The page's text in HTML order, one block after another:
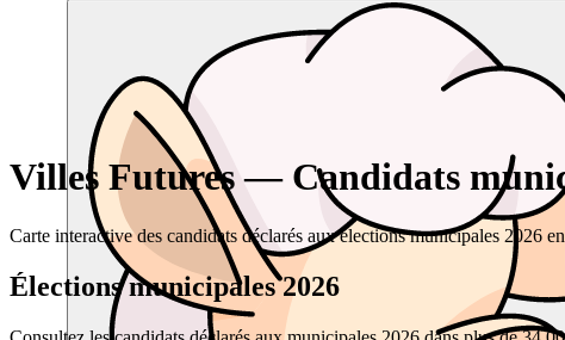
Villes Futures — Candidats
Carte interactive des candidats déclarés aux élections municipales 2026
Élections municipales 2026